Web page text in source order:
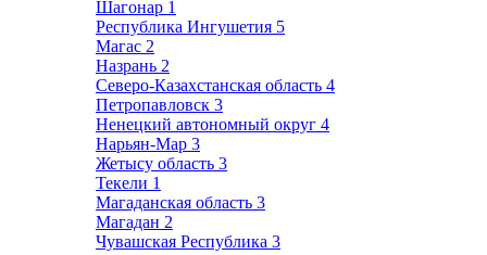
Шагонар 1
Республика Ингушетия 5
Магас 2
Назрань 2
Северо-Казахстанская область 4
Петропавловск 3
Ненецкий автономный округ 4
Нарьян-Мар 3
Жетысу область 3
Текели 1
Магаданская область 3
Магадан 2
Чувашская Республика 3